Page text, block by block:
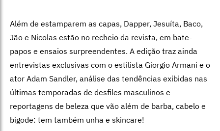
Além de estamparem as capas, Dapper, Jesuíta, Baco,
Jão e Nicolas estão no recheio da revista, em bate-
papos e ensaios surpreendentes. A edição traz ainda
entrevistas exclusivas com o estilista Giorgio Armani e o
ator Adam Sandler, análise das tendências exibidas nas
últimas temporadas de desfiles masculinos e
reportagens de beleza que vão além de barba, cabelo e
bigode: tem também unha e skincare!